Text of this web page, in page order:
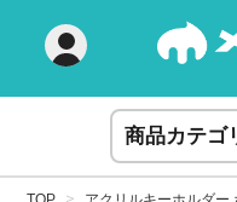
商品カテゴ